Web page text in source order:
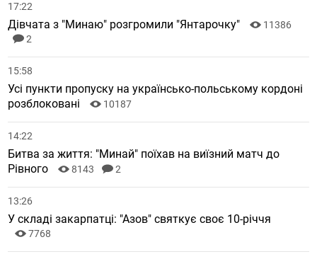
17:22
Дівчата з "Минаю" розгромили "Янтарочку"
11386
2
15:58
Усі пункти пропуску на українсько-польському кордоні
розблоковані
10187
14:22
Битва за життя: "Минай" поїхав на виїзний матч до
Рівного
8143 2
13:26
У складі закарпатці: "Азов" святкує своє 10-річчя
7768